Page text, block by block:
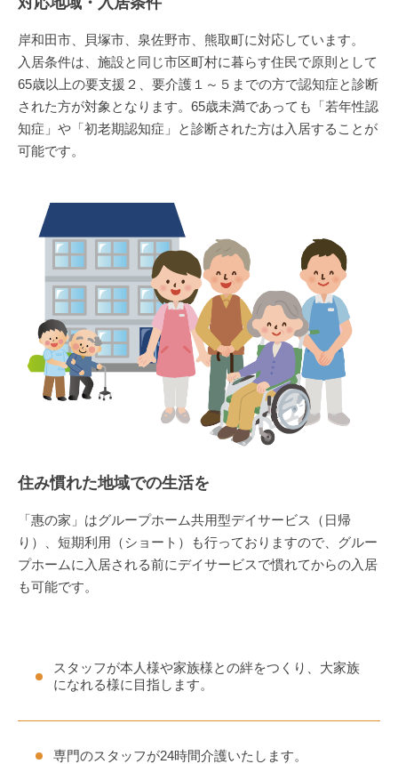
岸和田市、貝塚市、泉佐野市、熊取町に対応しています。
入居条件は、施設と同じ市区町村に暮らす住民で原則として
65歳以上の要支援２、要介護１～５までの方で認知症と診断
された方が対象となります。65歳未満であっても「若年性認
知症」や「初老期認知症」と診断された方は入居することが
可能です。
住み慣れた地域での生活を
「惠の家」はグループホーム共用型デイサービス（日帰
り）、短期利用（ショート）も行っておりますので、グルー
プホームに入居される前にデイサービスで慣れてからの入居
も可能です。
スタッフが本人様や家族様との絆をつくり、大家族
になれる様に目指します。
専門のスタッフが24時間介護いたします。